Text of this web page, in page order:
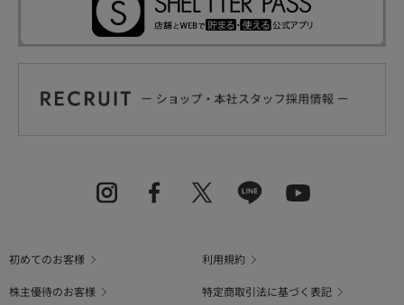
初めてのお客様
利用規約
株主優待のお客様
特定商取引法に基づく表記